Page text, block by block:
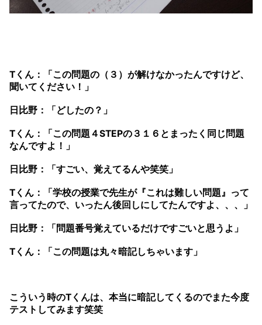
Tくん：「この問題の（３）が解けなかったんですけど、
聞いてください！」
日比野：「どしたの？」
Tくん：「この問題４STEPの３１６とまったく同じ問題
なんですよ！」
日比野：「すごい、覚えてるんや笑笑」
Tくん：「学校の授業で先生が『これは難しい問題』って
言ってたので、いったん後回しにしてたんですよ、、、」
日比野：「問題番号覚えているだけですごいと思うよ」
Tくん：「この問題は丸々暗記しちゃいます」
こういう時のTくんは、本当に暗記してくるのでまた今度
テストしてみます笑笑